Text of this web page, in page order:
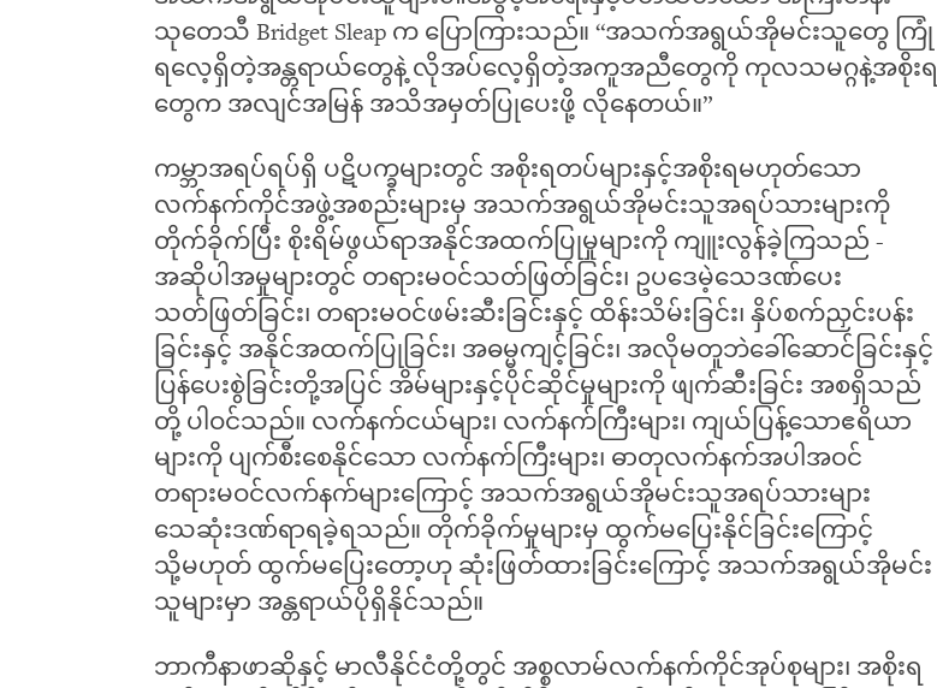
သုတေသီ Bridget Sleap က ပြောကြားသည်။ “အသက်အရွယ်အိုမင်းသူတွေ ကြုံ
ရလေ့ရှိတဲ့အန္တရာယ်တွေနဲ့ လိုအပ်လေ့ရှိတဲ့အကူအညီတွေကို ကုလသမဂ္ဂနဲ့အစိုးရ
တွေက အလျင်အမြန် အသိအမှတ်ပြုပေးဖို့ လိုနေတယ်။”
ကမ္ဘာအရပ်ရပ်ရှိ ပဋိပက္ခများတွင် အစိုးရတပ်များနှင့်အစိုးရမဟုတ်သော
လက်နက်ကိုင်အဖွဲ့အစည်းများမှ အသက်အရွယ်အိုမင်းသူအရပ်သားများကို
တိုက်ခိုက်ပြီး စိုးရိမ်ဖွယ်ရာအနိုင်အထက်ပြုမှုများကို ကျူးလွန်ခဲ့ကြသည် -
အဆိုပါအမှုများတွင် တရားမဝင်သတ်ဖြတ်ခြင်း၊ ဥပဒေမဲ့သေဒဏ်ပေး
သတ်ဖြတ်ခြင်း၊ တရားမဝင်ဖမ်းဆီးခြင်းနှင့် ထိန်းသိမ်းခြင်း၊ နှိပ်စက်ညှင်းပန်း
ခြင်းနှင့် အနိုင်အထက်ပြုခြင်း၊ အဓမ္မကျင့်ခြင်း၊ အလိုမတူဘဲခေါ်ဆောင်ခြင်းနှင့်
ပြန်ပေးစွဲခြင်းတို့အပြင် အိမ်များနှင့်ပိုင်ဆိုင်မှုများကို ဖျက်ဆီးခြင်း အစရှိသည်
တို့ ပါဝင်သည်။​ လက်နက်ငယ်များ၊ လက်နက်ကြီးများ၊ ကျယ်ပြန့်သောဧရိယာ
များကို ပျက်စီးစေနိုင်သော လက်နက်ကြီးများ၊ ဓာတုလက်နက်အပါအဝင်
တရားမဝင်လက်နက်များကြောင့် အသက်အရွယ်အိုမင်းသူအရပ်သားများ
သေဆုံးဒဏ်ရာရခဲ့ရသည်။ တိုက်ခိုက်မှုများမှ ထွက်မပြေးနိုင်ခြင်းကြောင့်
သို့မဟုတ် ထွက်မပြေးတော့ဟု ဆုံးဖြတ်ထားခြင်းကြောင့် အသက်အရွယ်အိုမင်း
သူများမှာ အန္တရာယ်ပိုရှိနိုင်သည်။
ဘာကီနာဖာဆိုနှင့် မာလီနိုင်ငံတို့တွင် အစ္စလာမ်လက်နက်ကိုင်အုပ်စုများ၊ အစိုးရ